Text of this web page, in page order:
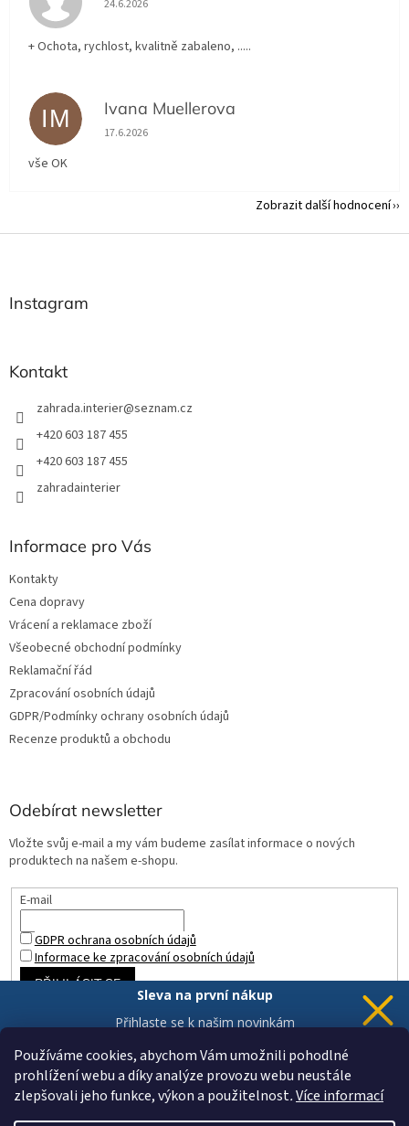
Používáme cookies, abychom Vám umožnili pohodlné
prohlížení webu a díky analýze provozu webu neustále
zlepšovali jeho funkce, výkon a použitelnost.Více informací
24.6.2026
+ Ochota, rychlost, kvalitně zabaleno, .....
IM Ivana Muellerova
Hodnocení obchodu je 5 z 5 hvězdiček.
17.6.2026
vše OK
Zobrazit další hodnocení
Z
Instagram
Kontakt
zahrada.interier@seznam.cz
+420 603 187 455
+420 603 187 455
zahradainterier
Informace pro Vás
Kontakty
Cena dopravy
Vrácení a reklamace zboží
Všeobecné obchodní podmínky
Reklamační řád
Zpracování osobních údajů
GDPR/Podmínky ochrany osobních údajů
Recenze produktů a obchodu
Odebírat newsletter
Vložte svůj e-mail a my vám budeme zasílat informace o nových
produktech na našem e-shopu.
E-mail
GDPR ochrana osobních údajů
Informace ke zpracování osobních údajů
PŘIHLÁSIT SE
Sleva na první nákup
Přihlaste se k našim novinkám
Chci novinky a slevu